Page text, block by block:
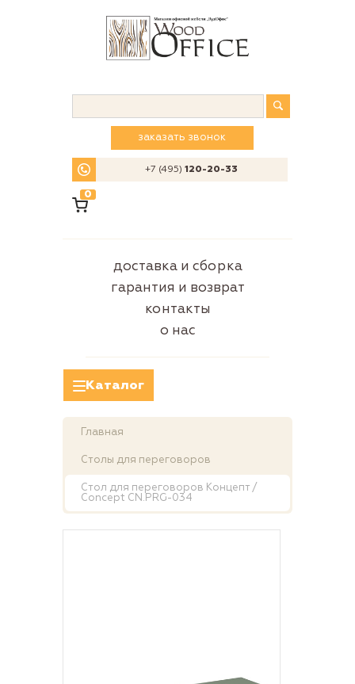
заказать звонок
+7 (495)120-20-33
0
доставка и сборка
гарантия и возврат
контакты
о нас
Каталог
Главная
Столы для переговоров
Стол для переговоров Концепт /
Concept CN.PRG-034